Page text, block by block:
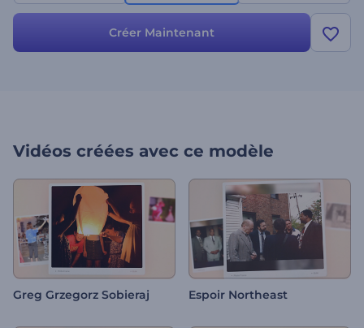
Créer Maintenant
Vidéos créées avec ce modèle
Greg Grzegorz Sobieraj Espoir Northeast